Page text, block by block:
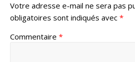
Votre adresse e-mail ne sera pas
obligatoires sont indiqués avec *
Commentaire *